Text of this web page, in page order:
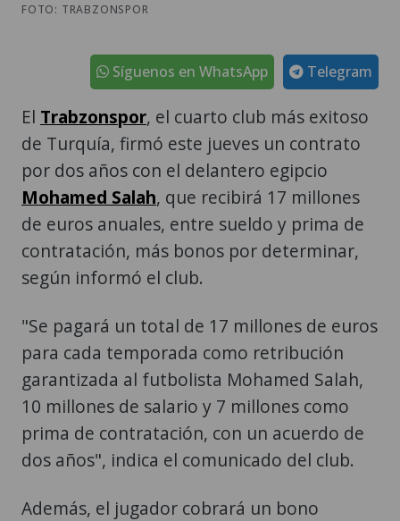
FOTO: TRABZONSPOR
Telegram
Síguenos en WhatsApp
El Trabzonspor, el cuarto club más exitoso
de Turquía, firmó este jueves un contrato
por dos años con el delantero egipcio
Mohamed Salah, que recibirá 17 millones
de euros anuales, entre sueldo y prima de
contratación, más bonos por determinar,
según informó el club.
"Se pagará un total de 17 millones de euros
para cada temporada como retribución
garantizada al futbolista Mohamed Salah,
10 millones de salario y 7 millones como
prima de contratación, con un acuerdo de
dos años", indica el comunicado del club.
Además, el jugador cobrará un bono